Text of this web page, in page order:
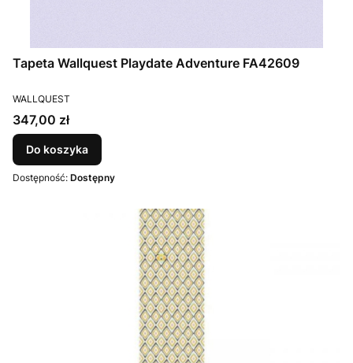
Tapeta Wallquest Playdate Adventure FA42609
PRODUCENT
WALLQUEST
Cena
347,00 zł
Do koszyka
Dostępność: Dostępny